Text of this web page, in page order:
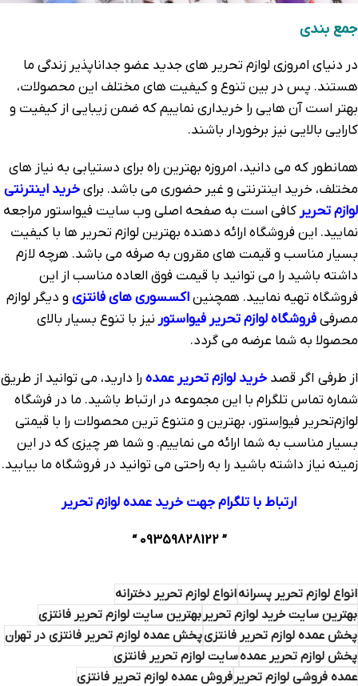
جمع بندی
در دنیای امروزی لوازم تحریر های جدید عضو جداناپذیر زندگی ما
هستند. پس در بین تنوع و کیفیت های مختلف این محصولات،
بهتر است آن هایی را خریداری نماییم که ضمن زیبایی از کیفیت و
کارایی بالایی نیز برخوردار باشند.
همانطور که می دانید، امروزه بهترین راه برای دستیابی به نیاز های
مختلف، خرید اینترنتی و غیر حضوری می باشد. برایخرید اینترنتی
لوازم تحریر کافی است به صفحه اصلی وب سایت فیواستور مراجعه
نمایید. این فروشگاه ارائه دهنده بهترین لوازم تحریر ها با کیفیت
بسیار مناسب و قیمت های مقرون به صرفه می باشد. هرچه لازم
داشته باشید را می توانید با قیمت فوق العاده مناسب از این
فروشگاه تهیه نمایید. همچنیناکسسوری های فانتزی و دیگر لوازم
مصرفیفروشگاه لوازم تحریر فیواستور نیز با تنوع بسیار بالای
محصولا به شما عرضه می گردد.
از طرفی اگر قصد خرید لوازم تحریر عمده را دارید، می توانید از طریق
شماره تماس تلگرام با این مجموعه در ارتباط باشید. ما در فرشگاه
لوازم‌تحریر فیواِستور، بهترین و متنوع ترین محصولات را با قیمتی
بسیار مناسب به شما ارائه می نماییم. و شما هر چیزی که در این
زمینه نیاز داشته باشید را به راحتی می توانید در فروشگاه ما بیابید.
ارتباط با تلگرام جهت خرید عمده لوازم تحریر
” 09359828122 “
انواع لوازم تحریر پسرانهانواع لوازم تحریر دخترانه
بهترین سایت خرید لوازم تحریر بهترین سایت لوازم تحریر فانتزی
پخش عمده لوازم تحریر فانتزیپخش عمده لوازم تحریر فانتزی در تهران
پخش لوازم تحریر عمدهسایت لوازم تحریر فانتزی
عمده فروشی لوازم تحریر فروش عمده لوازم تحریر فانتزی